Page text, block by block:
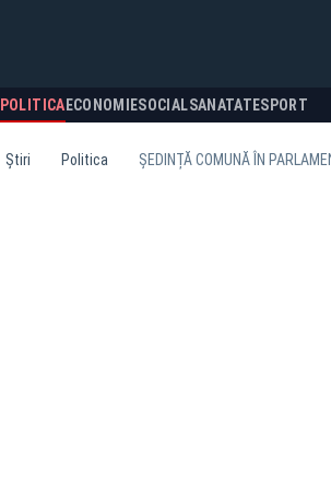
POLITICA ECONOMIESOCIALSANATATESPORT
Știri Politica ȘEDINȚĂ COMUNĂ ÎN